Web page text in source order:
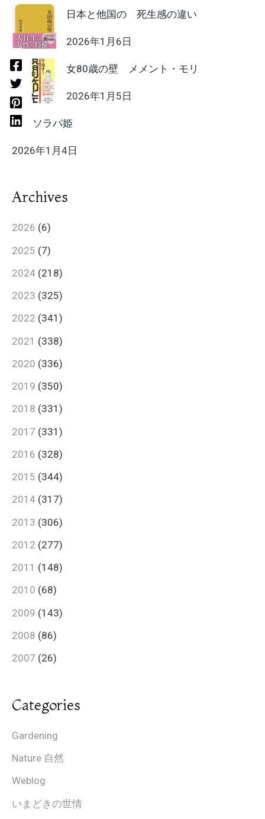
日本と他国の 死生感の違い
2026年1月6日
女80歳の壁 メメント・モリ
2026年1月5日
HIIT ソラパ姫
2026年1月4日
Archives
2026 (6)
2025 (7)
2024 (218)
2023 (325)
2022 (341)
2021 (338)
2020 (336)
2019 (350)
2018 (331)
2017 (331)
2016 (328)
2015 (344)
2014 (317)
2013 (306)
2012 (277)
2011 (148)
2010 (68)
2009 (143)
2008 (86)
2007 (26)
Categories
Gardening
Nature 自然
Weblog
いまどきの世情